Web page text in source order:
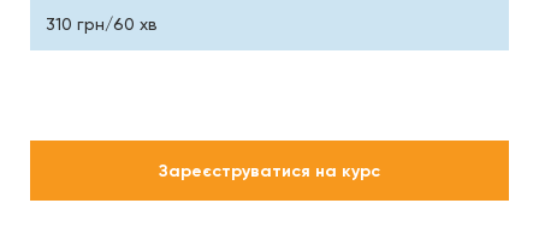
310 грн/60 хв
Зареєструватися на курс